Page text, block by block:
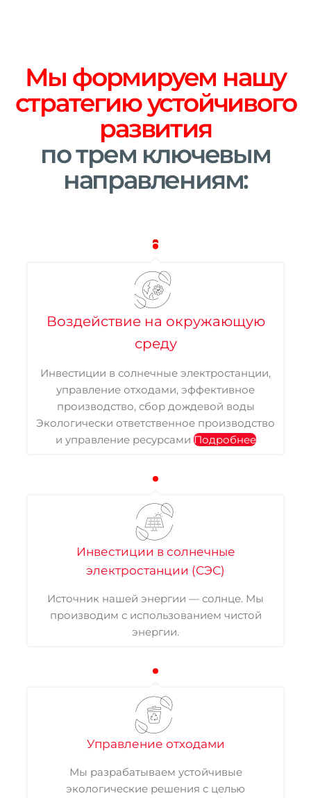
Мы формируем нашу
стратегию устойчивого
развития
по трем ключевым
направлениям:
Воздействие на окружающую
среду
Инвестиции в солнечные электростанции,
управление отходами, эффективное
производство, сбор дождевой воды
Экологически ответственное производство
и управление ресурсами Подробнее
Инвестиции в солнечные
электростанции (СЭС)
Источник нашей энергии — солнце. Мы
производим с использованием чистой
энергии.
Управление отходами
Мы разрабатываем устойчивые
экологические решения с целью